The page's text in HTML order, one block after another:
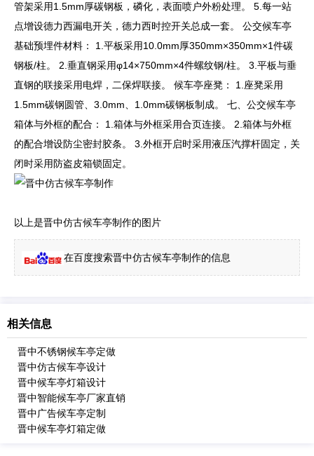
管架采用1.5mm厚碳钢板，磷化，表面喷户外粉处理。 5.每一站
点增设德力西漏电开关，德力西时控开关总成一套。 公交候车亭
基础预埋件材料： 1.平板采用10.0mm厚350mm×350mm×1件碳
钢板/柱。 2.垂直钢采用φ14×750mm×4件螺纹钢/柱。 3.平板与垂
直钢的联接采用电焊，二保焊联接。 候车亭座凳： 1.座凳采用
1.5mm碳钢圆管、3.0mm、1.0mm碳钢板制成。 七、公交候车亭
箱体与外框的配合： 1.箱体与外框采用合页连接。 2.箱体与外框
的配合增设防尘密封胶条。 3.外框开启时采用液压汽撑杆固定，关
闭时采用防盗皮箱锁固定。
以上是晋中仿古候车亭制作的图片
在百度搜索晋中仿古候车亭制作的信息
相关信息
晋中不锈钢候车亭定做
晋中仿古候车亭设计
晋中候车亭灯箱设计
晋中智能候车亭厂家直销
晋中广告候车亭定制
晋中候车亭灯箱定做